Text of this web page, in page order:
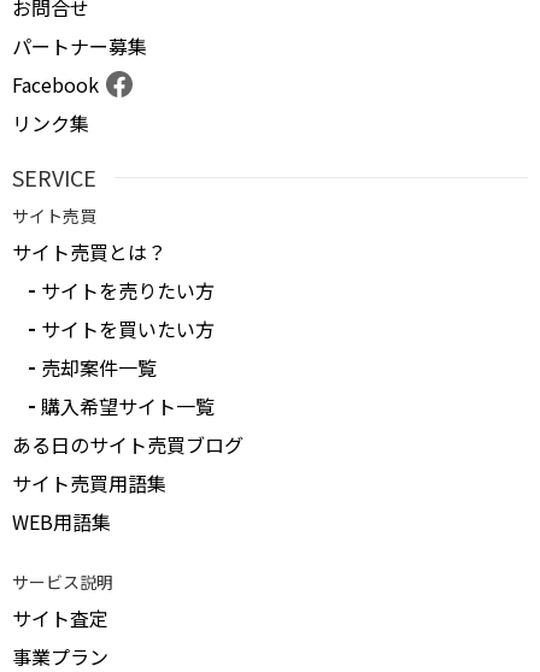
お問合せ
パートナー募集
Facebook
リンク集
SERVICE
サイト売買
サイト売買とは？
サイトを売りたい方
サイトを買いたい方
売却案件一覧
購入希望サイト一覧
ある日のサイト売買ブログ
サイト売買用語集
WEB用語集
サービス説明
サイト査定
事業プラン